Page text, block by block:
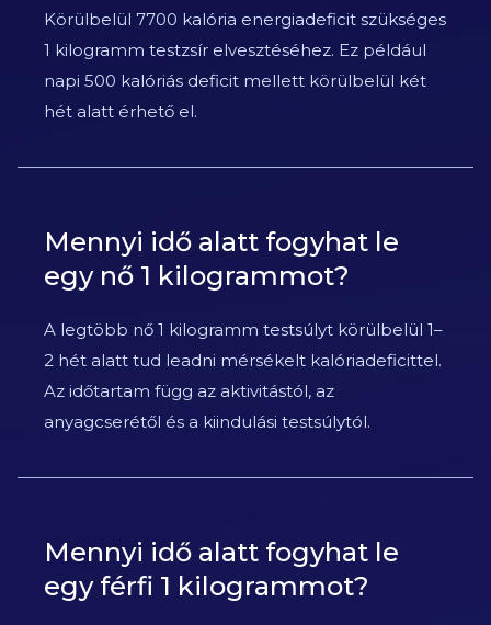
Körülbelül 7700 kalória energiadeficit szükséges
1 kilogramm testzsír elvesztéséhez. Ez például
napi 500 kalóriás deficit mellett körülbelül két
hét alatt érhető el.
Mennyi idő alatt fogyhat le
egy nő 1 kilogrammot?
A legtöbb nő 1 kilogramm testsúlyt körülbelül 1–
2 hét alatt tud leadni mérsékelt kalóriadeficittel.
Az időtartam függ az aktivitástól, az
anyagcserétől és a kiindulási testsúlytól.
Mennyi idő alatt fogyhat le
egy férfi 1 kilogrammot?